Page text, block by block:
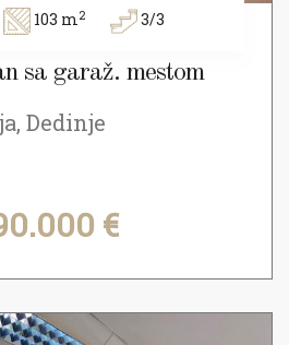
103 m2 3/3
sa garaž. mestom
Dedinje
€